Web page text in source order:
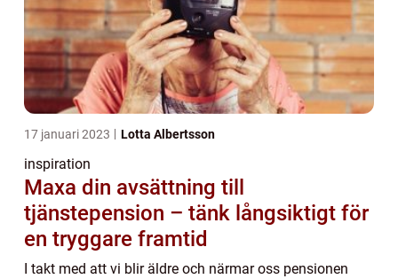
17 januari 2023 Lotta Albertsson
inspiration
Maxa din avsättning till
tjänstepension – tänk långsiktigt för
en tryggare framtid
I takt med att vi blir äldre och närmar oss pensionen